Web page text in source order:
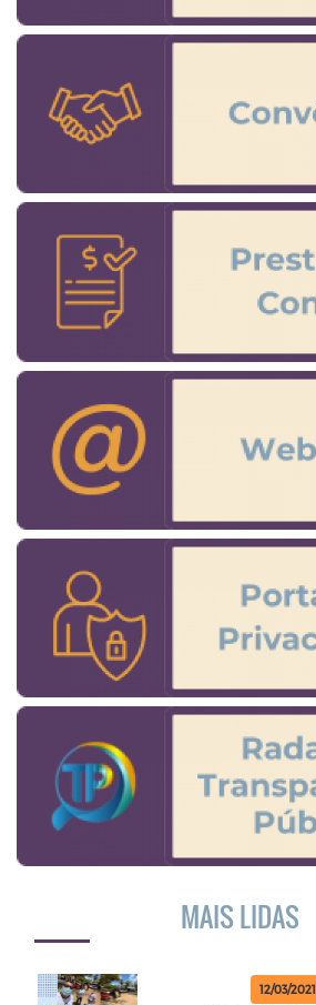
MAIS LIDAS
12/03/2021